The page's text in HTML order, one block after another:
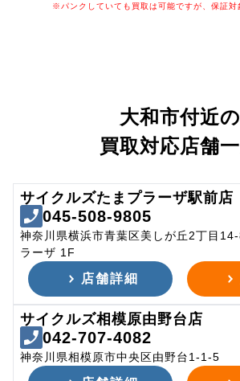
※パンクしていても買取は可能ですが、保証対
大和市付近の
買取対応店舗
サイクルズたまプラーザ駅前店
045-508-9805
神奈川県横浜市青葉区美しが丘2丁目
ラーザ 1F
店舗詳細
サイクルズ相模原由野台店
042-707-4082
神奈川県相模原市中央区由野台1-1-5